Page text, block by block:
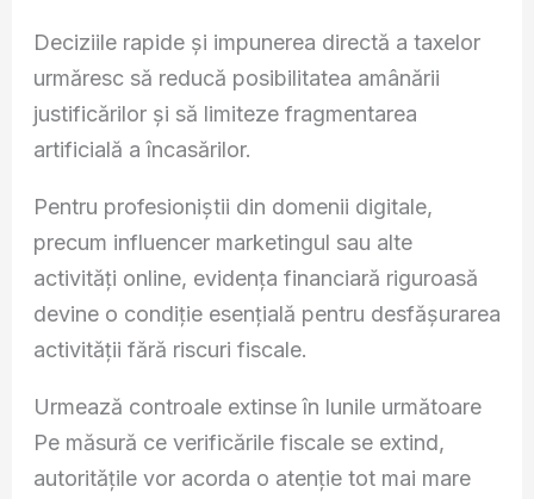
Deciziile rapide și impunerea directă a taxelor
urmăresc să reducă posibilitatea amânării
justificărilor și să limiteze fragmentarea
artificială a încasărilor.
Pentru profesioniștii din domenii digitale,
precum influencer marketingul sau alte
activități online, evidența financiară riguroasă
devine o condiție esențială pentru desfășurarea
activității fără riscuri fiscale.
Urmează controale extinse în lunile următoare
Pe măsură ce verificările fiscale se extind,
autoritățile vor acorda o atenție tot mai mare